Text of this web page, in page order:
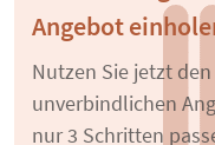
Angebot
Nutzen Sie jetzt
unverbindlichen
nur 3 Schritten